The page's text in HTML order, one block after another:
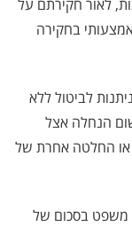
לאור חקירתם על
בחקירה
לביטול ללא
הנחלה אצל
או החלטה אחרת של
משפט בסכום של